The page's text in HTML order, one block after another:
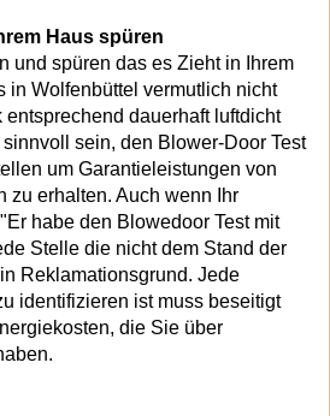
Haus spüren
und spüren das es Zieht in Ihrem
in Wolfenbüttel vermutlich nicht
entsprechend dauerhaft luftdicht
sein, den Blower-Door Test
um Garantieleistungen von
zu erhalten. Auch wenn Ihr
habe den Blowedoor Test mit
Stelle die nicht dem Stand der
Reklamationsgrund. Jede
identifizieren ist muss beseitigt
die Sie über